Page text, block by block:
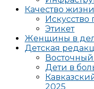
Качество жизни
Искусство
Этикет
Женщины в
Детская
Дети в
2025